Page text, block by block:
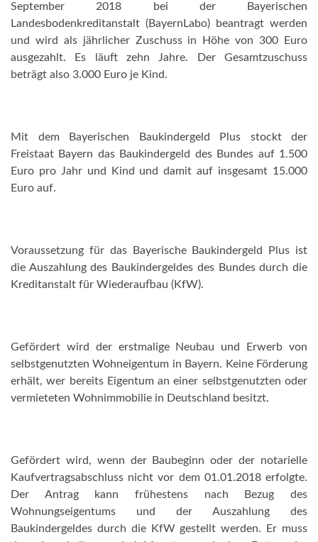
September 2018 bei der Bayerischen
Landesbodenkreditanstalt (BayernLabo) beantragt werden
und wird als jährlicher Zuschuss in Höhe von 300 Euro
ausgezahlt. Es läuft zehn Jahre. Der Gesamtzuschuss
beträgt also 3.000 Euro je Kind.
Mit dem Bayerischen Baukindergeld Plus stockt der
Freistaat Bayern das Baukindergeld des Bundes auf 1.500
Euro pro Jahr und Kind und damit auf insgesamt 15.000
Euro auf.
Voraussetzung für das Bayerische Baukindergeld Plus ist
die Auszahlung des Baukindergeldes des Bundes durch die
Kreditanstalt für Wiederaufbau (KfW).
Gefördert wird der erstmalige Neubau und Erwerb von
selbstgenutzten Wohneigentum in Bayern. Keine Förderung
erhält, wer bereits Eigentum an einer selbstgenutzten oder
vermieteten Wohnimmobilie in Deutschland besitzt.
Gefördert wird, wenn der Baubeginn oder der notarielle
Kaufvertragsabschluss nicht vor dem 01.01.2018 erfolgte.
Der Antrag kann frühestens nach Bezug des
Wohnungseigentums und der Auszahlung des
Baukindergeldes durch die KfW gestellt werden. Er muss